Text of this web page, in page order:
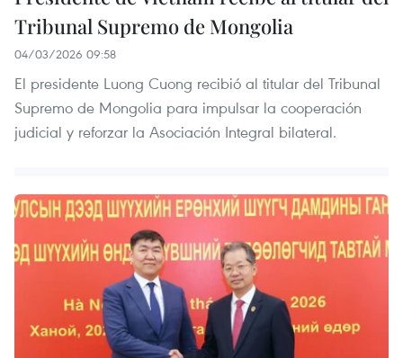
Tribunal Supremo de Mongolia
04/03/2026 09:58
El presidente Luong Cuong recibió al titular del Tribunal
Supremo de Mongolia para impulsar la cooperación
judicial y reforzar la Asociación Integral bilateral.